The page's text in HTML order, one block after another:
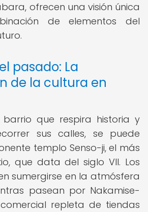
ofrecen una visión única
de elementos del
pasado: La
de la cultura en
barrio que respira historia y
sus calles, se puede
templo Senso-ji, el más
que data del siglo VII. Los
sumergirse en la atmósfera
pasean por Nakamise-
repleta de tiendas